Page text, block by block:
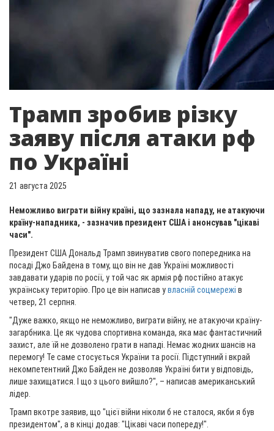
Трамп зробив різку
заяву після атаки рф
по Україні
21 августа 2025
Неможливо виграти війну країні, що зазнала нападу, не атакуючи
країну-нападника, - зазначив президент США і анонсував "цікаві
часи".
Президент США Дональд Трамп звинуватив свого попередника на
посаді Джо Байдена в тому, що він не дав Україні можливості
завдавати ударів по росії, у той час як армія рф постійно атакує
українську територію. Про це він написав увласній соцмережі в
четвер, 21 серпня.
"Дуже важко, якщо не неможливо, виграти війну, не атакуючи країну-
загарбника. Це як чудова спортивна команда, яка має фантастичний
захист, але їй не дозволено грати в нападі. Немає жодних шансів на
перемогу! Те саме стосується України та росії. Підступний і вкрай
некомпетентний Джо Байден не дозволяв Україні бити у відповідь,
лише захищатися. І що з цього вийшло?", – написав американський
лідер.
Трамп вкотре заявив, що "цієї війни ніколи б не сталося, якби я був
президентом", а в кінці додав: "Цікаві часи попереду!".